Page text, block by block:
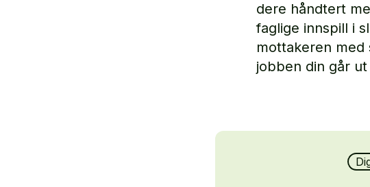
dere håndtert
faglige innspill i
mottakeren med
jobben din går ut